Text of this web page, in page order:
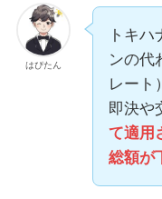
はぴたん
トキ
ンの代
レート
即決や
て適用
総額が